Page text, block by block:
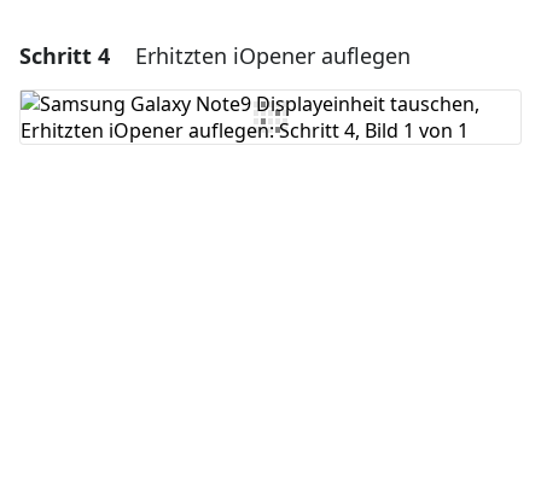
Einen Kommentar hinzufügen
Kommentar hinzufügen
Schritt 4 Erhitzten iOpener auflegen